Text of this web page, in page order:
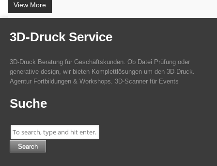
View More
3D-Druck Service
3D-Druck Beratung für Geschäftskunden. Ob Datei Prüfung oder
generative design, wir bieten Komplettlösungen um den 3D-Druck.
Agentur Fortbildungen & Workshops. 3D-Scanner für Events
Suche
Search